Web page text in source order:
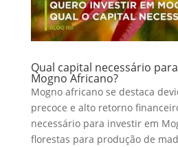
Qual capital necessário
Mogno Africano?
Mogno africano se destaca
precoce e alto retorno
necessário para investir em
florestas para produção de